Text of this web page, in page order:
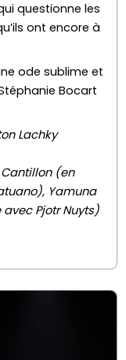
questionne les
ont encore à
ode sublime et
Bocart
Lachky
(en
Yamuna
Pjotr Nuyts)